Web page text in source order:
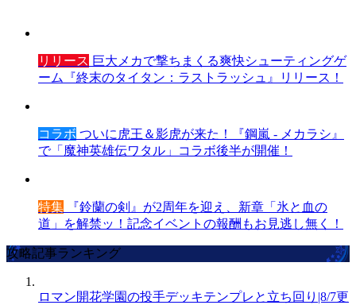
リリース 巨大メカで撃ちまくる爽快シューティングゲ
ーム『終末のタイタン：ラストラッシュ』リリース！
コラボ ついに虎王＆影虎が来た！『鋼嵐 - メカラシ』
で「魔神英雄伝ワタル」コラボ後半が開催！
特集 『鈴蘭の剣』が2周年を迎え、新章「氷と血の
道」を解禁ッ！記念イベントの報酬もお見逃し無く！
攻略記事ランキング
ロマン開花学園の投手デッキテンプレと立ち回り|8/7更